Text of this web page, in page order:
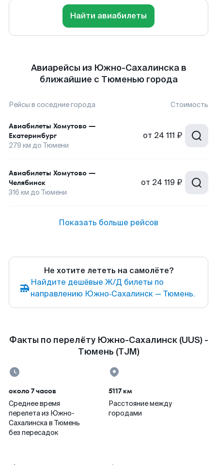
Найти авиабилеты
Авиарейсы из Южно-Сахалинска в
ближайшие с Тюменью города
Рейсы в соседние города Стоимость
Авиабилеты Хомутово —
Екатеринбург
279 км до Тюмени
от 24 111 ₽
Авиабилеты Хомутово —
Челябинск
316 км до Тюмени
от 24 119 ₽
Показать больше рейсов
Не хотите лететь на самолёте?
Найдите дешёвые Ж/Д билеты по
направлению Южно‑Сахалинск — Тюмень.
Факты по перелёту Южно-Сахалинск (UUS) -
Тюмень (TJM)
около 7 часов
Среднее время
перелета из Южно-
Сахалинска в Тюмень
без пересадок
5117 км
Расстояние между
городами